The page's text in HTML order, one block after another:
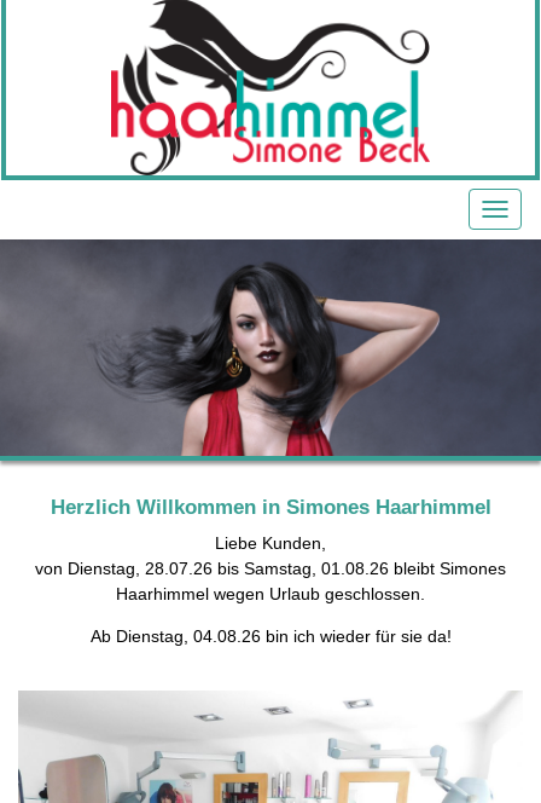
Herzlich Willkommen in Simones Haarhimmel
Liebe Kunden,
von Dienstag, 28.07.26 bis Samstag, 01.08.26 bleibt Simones
Haarhimmel wegen Urlaub geschlossen.
Ab Dienstag, 04.08.26 bin ich wieder für sie da!